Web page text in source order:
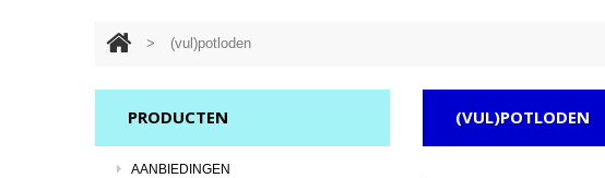
> (vul)potloden
(VUL)POTLODEN
PRODUCTEN
AANBIEDINGEN